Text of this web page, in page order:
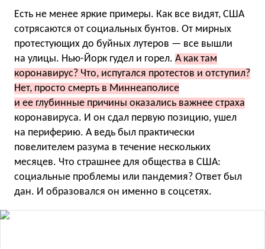
Есть не менее яркие примеры. Как все видят, США
сотрясаются от социальных бунтов. От мирных
протестующих до буйных лутеров — все вышли
на улицы. Нью-Йорк гудел и горел. А как там
коронавирус? Что, испугался протестов и отступил?
Нет, просто смерть в Миннеаполисе
и ее глубинные причины оказались важнее страха
коронавируса. И он сдал первую позицию, ушел
на периферию. А ведь был практически
повелителем разума в течение нескольких
месяцев. Что страшнее для общества в США:
социальные проблемы или пандемия? Ответ был
дан. И образовался он именно в соцсетях.